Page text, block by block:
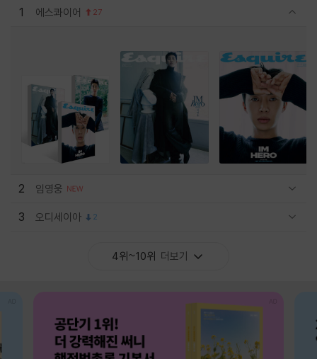
1 에스콰이어 27
2 임영웅
3 오디세이아 2
4위~10위 더보기